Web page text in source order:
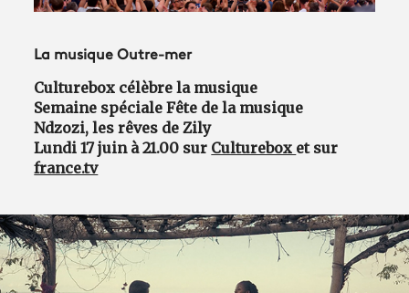
La musique Outre-mer
Culturebox célèbre la musique
Semaine spéciale Fête de la musique
Ndzozi, les rêves de Zily
Lundi 17 juin à 21.00 sur Culturebox et sur
france.tv